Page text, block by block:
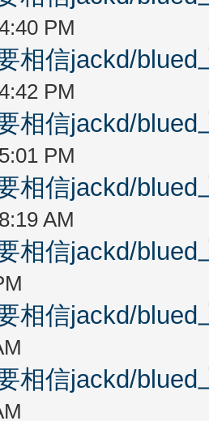
PM
相信jackd/
PM
相信jackd/
PM
相信jackd/
AM
相信jackd/
相信jackd/
相信jackd/